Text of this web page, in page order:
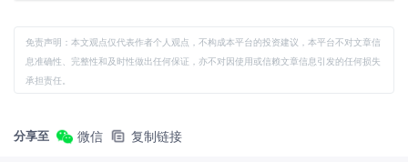
免责声明：本文观点仅代表作者个人观点，不构成本平台的投资建议，本平台不对文章信
息准确性、完整性和及时性做出任何保证，亦不对因使用或信赖文章信息引发的任何损失
承担责任。
分享至 微信 复制链接